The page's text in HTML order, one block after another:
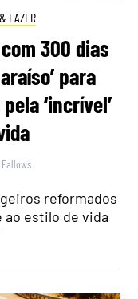
LAZER
300 dias
para
‘incrível’
reformados
ao estilo de vida